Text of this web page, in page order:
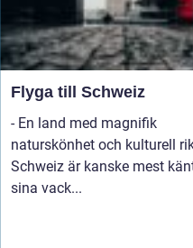
Flyga till Schweiz
- En land med magnifik
naturskönhet och kulturell
Schweiz är kanske mest
sina vack...